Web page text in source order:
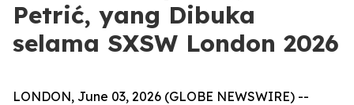
Petrić, yang Dibuka
selama SXSW London 2026
LONDON, June 03, 2026 (GLOBE NEWSWIRE) --